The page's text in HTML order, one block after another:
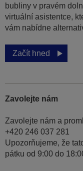
bubliny v pravém
virtuální asistentce,
vám nabídne
Začít hned
Zavolejte nám
Zavolejte nám a
+420 246 037 281
Upozorňujeme, že
pátku od 9:00 do